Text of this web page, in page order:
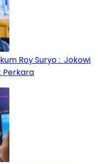
Roy Suryo : Jokowi
Perkara